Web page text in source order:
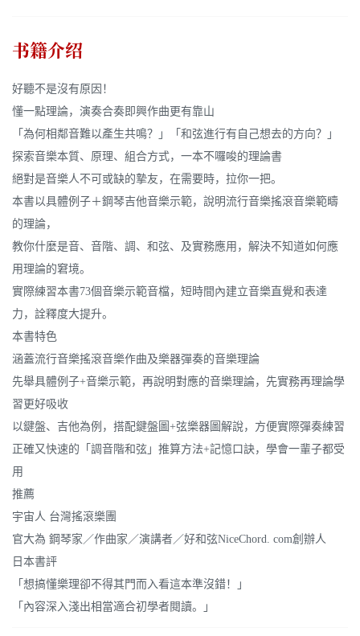
书籍介绍
好聽不是沒有原因！
懂一點理論，演奏合奏即興作曲更有靠山
「為何相鄰音難以產生共鳴？」「和弦進行有自己想去的方向？」
探索音樂本質、原理、組合方式，一本不囉唆的理論書
絕對是音樂人不可或缺的摯友，在需要時，拉你一把。
本書以具體例子＋鋼琴吉他音樂示範，說明流行音樂搖滾音樂範疇
的理論，
教你什麼是音、音階、調、和弦、及實務應用，解決不知道如何應
用理論的窘境。
實際練習本書73個音樂示範音檔，短時間內建立音樂直覺和表達
力，詮釋度大提升。
本書特色
涵蓋流行音樂搖滾音樂作曲及樂器彈奏的音樂理論
先舉具體例子+音樂示範，再說明對應的音樂理論，先實務再理論學
習更好吸收
以鍵盤、吉他為例，搭配鍵盤圖+弦樂器圖解說，方便實際彈奏練習
正確又快速的「調音階和弦」推算方法+記憶口訣，學會一輩子都受
用
推薦
宇宙人 台灣搖滾樂團
官大為 鋼琴家／作曲家／演講者／好和弦NiceChord. com創辦人
日本書評
「想搞懂樂理卻不得其門而入看這本準沒錯！」
「內容深入淺出相當適合初學者閱讀。」